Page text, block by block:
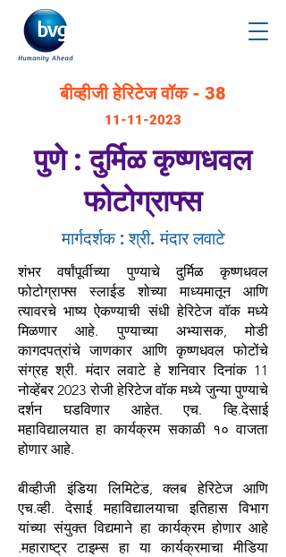
बीव्हीजी हेरिटेज वॉक - 38
11-11-2023
पुणे : दुर्मिळ कृष्णधवल
फोटोग्राफ्स
मार्गदर्शक : श्री. मंदार लवाटे
शंभर वर्षांपूर्वीच्या पुण्याचे दुर्मिळ कृष्णधवल
फोटोग्राफ्स स्लाईड शोच्या माध्यमातून आणि
त्यावरचे भाष्य ऐकण्याची संधी हेरिटेज वॉक मध्ये
मिळणार आहे. पुण्याच्या अभ्यासक, मोडी
कागदपत्रांचे जाणकार आणि कृष्णधवल फोटोंचे
संग्रह श्री. मंदार लवाटे हे शनिवार दिनांक 11
नोव्हेंबर 2023 रोजी हेरिटेज वॉक मध्ये जुन्या पुण्याचे
दर्शन घडविणार आहेत. एच. व्हि.देसाई
महाविद्यालयात हा कार्यक्रम सकाळी १० वाजता
होणार आहे.
बीव्हीजी इंडिया लिमिटेड, क्लब हेरिटेज आणि
एच.व्ही. देसाई महाविद्यालयाचा इतिहास विभाग
यांच्या संयुक्त विद्यमाने हा कार्यक्रम होणार आहे
.महाराष्ट्र टाइम्स हा या कार्यक्रमाचा मीडिया